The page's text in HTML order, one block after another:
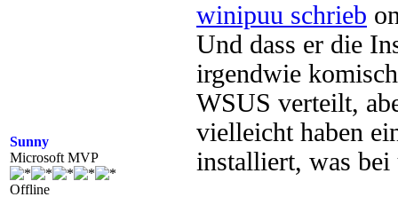
Sunny
Microsoft MVP
Offline
winipuu schrieb
Und dass er die
irgendwie
WSUS verteilt,
vielleicht haben
installiert, was bei